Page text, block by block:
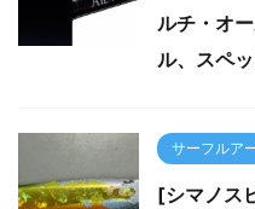
ルチ・オ
ル、スペ
サーフルア
[シマノス